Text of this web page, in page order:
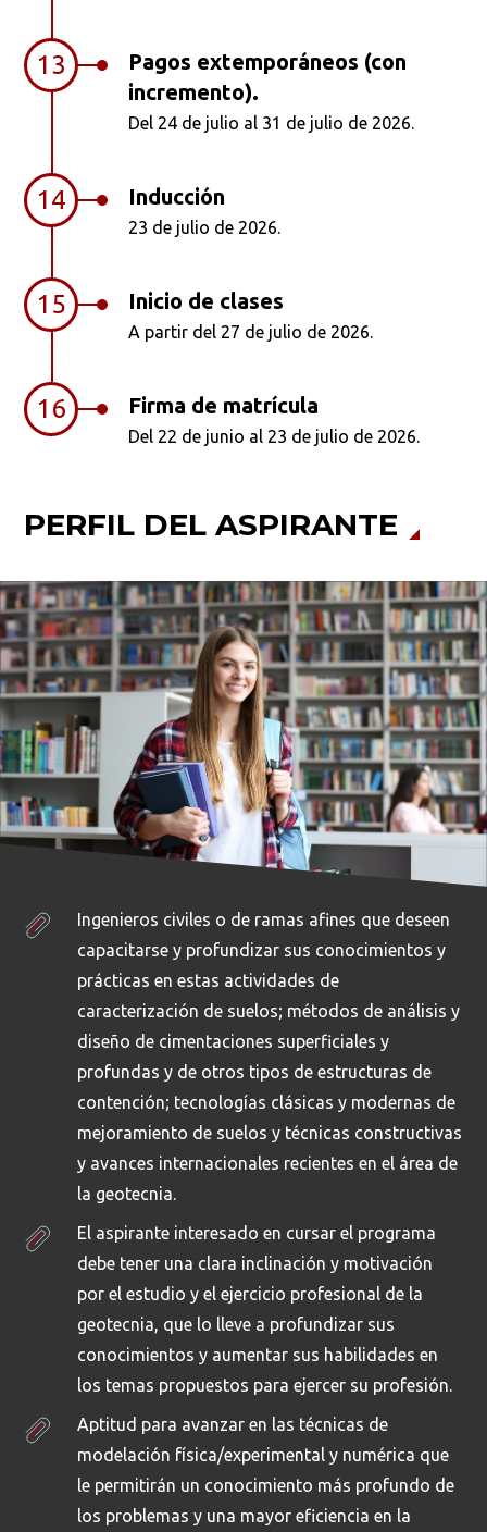
13
Pagos extemporáneos (con
incremento).
Del 24 de julio al 31 de julio de 2026.
14 Inducción
23 de julio de 2026.
15 Inicio de clases
A partir del 27 de julio de 2026.
16 Firma de matrícula
Del 22 de junio al 23 de julio de 2026.
PERFIL DEL ASPIRANTE
Ingenieros civiles o de ramas afines que deseen
capacitarse y profundizar sus conocimientos y
prácticas en estas actividades de
caracterización de suelos; métodos de análisis y
diseño de cimentaciones superficiales y
profundas y de otros tipos de estructuras de
contención; tecnologías clásicas y modernas de
mejoramiento de suelos y técnicas constructivas
y avances internacionales recientes en el área de
la geotecnia.
El aspirante interesado en cursar el programa
debe tener una clara inclinación y motivación
por el estudio y el ejercicio profesional de la
geotecnia, que lo lleve a profundizar sus
conocimientos y aumentar sus habilidades en
los temas propuestos para ejercer su profesión.
Aptitud para avanzar en las técnicas de
modelación física/experimental y numérica que
le permitirán un conocimiento más profundo de
los problemas y una mayor eficiencia en la